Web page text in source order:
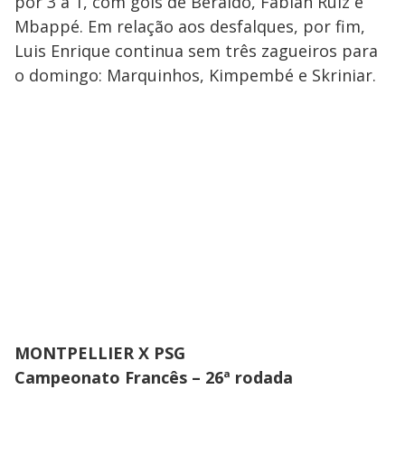
Mbappé. Em relação aos desfalques, por fim,
Luis Enrique continua sem três zagueiros para
o domingo: Marquinhos, Kimpembé e Skriniar.
MONTPELLIER X PSG
Campeonato Francês – 26ª rodada